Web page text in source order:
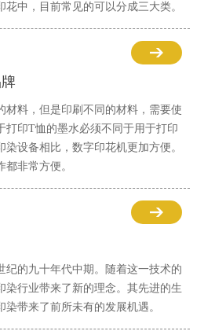
中，目前常见的可以分成三大类。
材料，但是印刷不同的材料，需要使
打印T恤的墨水必须不同于用于打印
设备相比，数字印花机更加方便。
非常方便。
纪的九十年代中期。随着这一技术的
染行业带来了新的理念。其先进的生
带来了前所未有的发展机遇。